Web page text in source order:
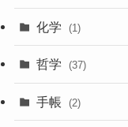
化学 (1)
哲学 (37)
手帳 (2)